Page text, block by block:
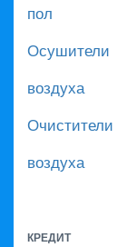
пол
Осушители
воздуха
Очистители
воздуха
КРЕДИТ